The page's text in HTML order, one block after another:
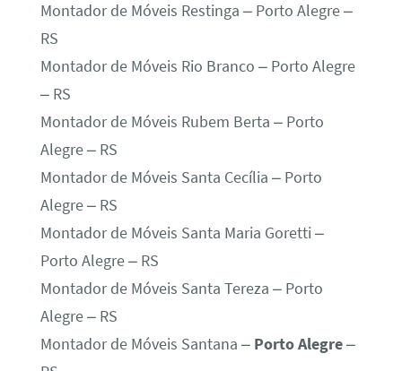
Montador de Móveis Restinga – Porto Alegre –
RS
Montador de Móveis Rio Branco – Porto Alegre
– RS
Montador de Móveis Rubem Berta – Porto
Alegre – RS
Montador de Móveis Santa Cecília – Porto
Alegre – RS
Montador de Móveis Santa Maria Goretti –
Porto Alegre – RS
Montador de Móveis Santa Tereza – Porto
Alegre – RS
Montador de Móveis Santana – Porto Alegre–